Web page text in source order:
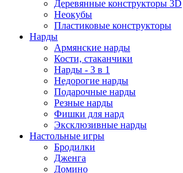
Деревянные конструкторы 3D
Неокубы
Пластиковые конструкторы
Нарды
Армянские нарды
Кости, стаканчики
Нарды - 3 в 1
Недорогие нарды
Подарочные нарды
Резные нарды
Фишки для нард
Эксклюзивные нарды
Настольные игры
Бродилки
Дженга
Домино